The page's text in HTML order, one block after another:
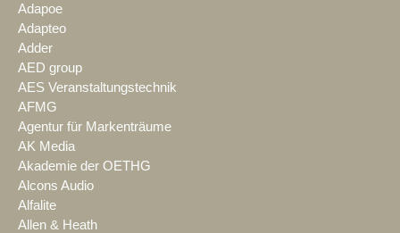
Adapoe
Adapteo
Adder
AED group
AES Veranstaltungstechnik
AFMG
Agentur für Markenträume
AK Media
Akademie der OETHG
Alcons Audio
Alfalite
Allen & Heath